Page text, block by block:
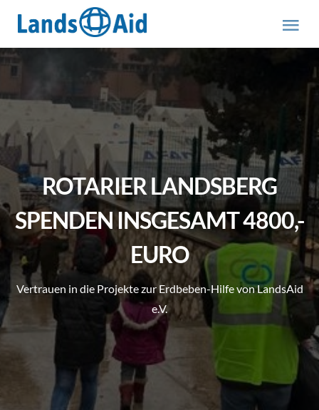
Inhalt
springen
ÜBER UNS
ABOUT US (engl.)
AKTUELLES
SPENDEN
ROTARIER LANDSBERG
SPENDEN INSGESAMT 4800,-
EURO
Vertrauen in die Projekte zur Erdbeben-Hilfe von LandsAid
e.V.